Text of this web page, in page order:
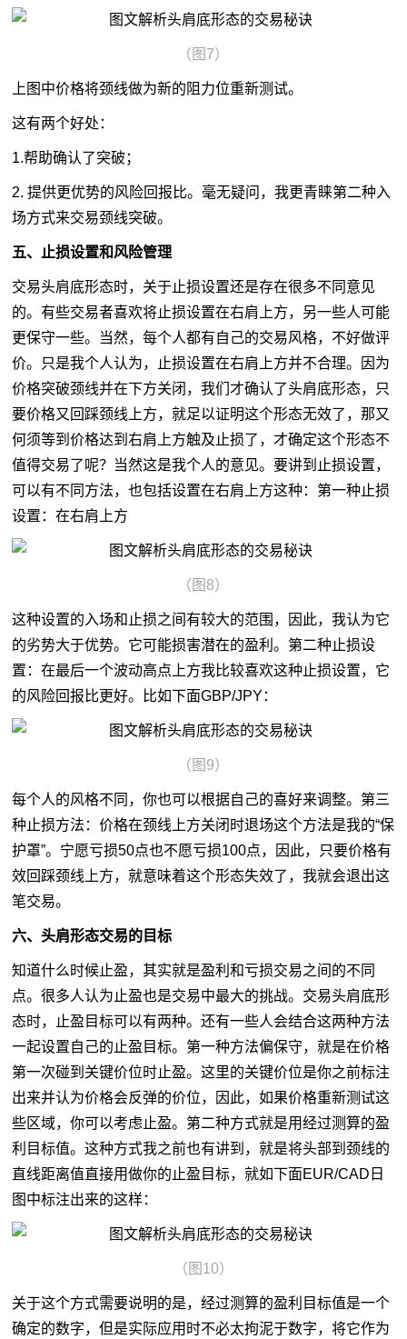
（图7）
上图中价格将颈线做为新的阻力位重新测试。
这有两个好处：
1.帮助确认了突破；
2. 提供更优势的风险回报比。毫无疑问，我更青睐第二种入
场方式来交易颈线突破。
五、止损设置和风险管理
交易头肩底形态时，关于止损设置还是存在很多不同意见
的。有些交易者喜欢将止损设置在右肩上方，另一些人可能
更保守一些。当然，每个人都有自己的交易风格，不好做评
价。只是我个人认为，止损设置在右肩上方并不合理。因为
价格突破颈线并在下方关闭，我们才确认了头肩底形态，只
要价格又回踩颈线上方，就足以证明这个形态无效了，那又
何须等到价格达到右肩上方触及止损了，才确定这个形态不
值得交易了呢？当然这是我个人的意见。要讲到止损设置，
可以有不同方法，也包括设置在右肩上方这种：第一种止损
设置：在右肩上方
（图8）
这种设置的入场和止损之间有较大的范围，因此，我认为它
的劣势大于优势。它可能损害潜在的盈利。第二种止损设
置：在最后一个波动高点上方我比较喜欢这种止损设置，它
的风险回报比更好。比如下面GBP/JPY：
（图9）
每个人的风格不同，你也可以根据自己的喜好来调整。第三
种止损方法：价格在颈线上方关闭时退场这个方法是我的“保
护罩”。宁愿亏损50点也不愿亏损100点，因此，只要价格有
效回踩颈线上方，就意味着这个形态失效了，我就会退出这
笔交易。
六、头肩形态交易的目标
知道什么时候止盈，其实就是盈利和亏损交易之间的不同
点。很多人认为止盈也是交易中最大的挑战。交易头肩底形
态时，止盈目标可以有两种。还有一些人会结合这两种方法
一起设置自己的止盈目标。第一种方法偏保守，就是在价格
第一次碰到关键价位时止盈。这里的关键价位是你之前标注
出来并认为价格会反弹的价位，因此，如果价格重新测试这
些区域，你可以考虑止盈。第二种方式就是用经过测算的盈
利目标值。这种方式我之前也有讲到，就是将头部到颈线的
直线距离值直接用做你的止盈目标，就如下面EUR/CAD日
图中标注出来的这样：
（图10）
关于这个方式需要说明的是，经过测算的盈利目标值是一个
确定的数字，但是实际应用时不必太拘泥于数字，将它作为